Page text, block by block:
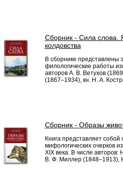
Сборник - Сила слова.
колдовства
В сборнике представлены
филологические работы
авторов А. В. Ветухов
(1867–1934), кн. Н. А.
Сборник - Образы
Книга представляет собой
мифологических очерков
XIX века. В числе
В. Ф. Миллер (1848–1913),